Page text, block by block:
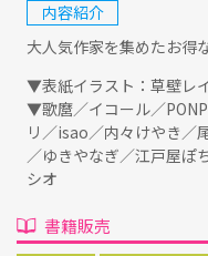
内容紹介
大人気作家を集めたお得
▼表紙イラスト：草壁レ
▼歌麿／イコール／
リ／isao／内々けやき／
／ゆきやなぎ／江戸屋ぽ
シオ
書籍販売